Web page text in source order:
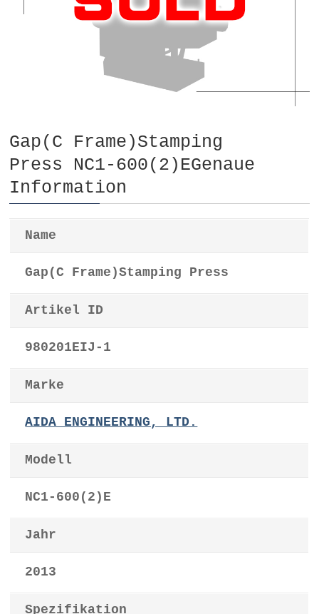
Gap(C Frame)Stamping
Press NC1-600(2)EGenaue
Information
Name
Gap(C Frame)Stamping Press
Artikel ID
980201EIJ-1
Marke
AIDA ENGINEERING, LTD.
Modell
NC1-600(2)E
Jahr
2013
Spezifikation